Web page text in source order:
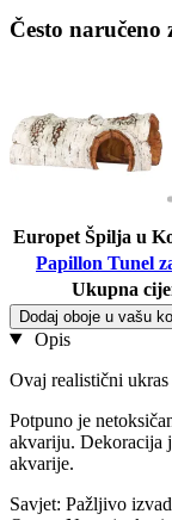
Često naručeno
Europet Špilja u
Papillon Tunel
Ukupna
Dodaj oboje u vašu
Opis
Ovaj realistični ukras
Potpuno je
akvariju. Dekoracija
akvarije.
Savjet: Pažljivo